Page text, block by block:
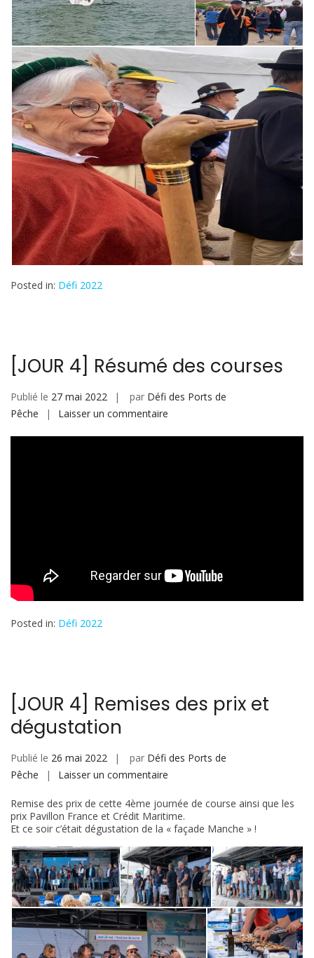
Posted in: Défi 2022
[JOUR 4] Résumé des courses
Publié le 27 mai 2022 par Défi des Ports de
Pêche
Laisser un commentaire
Posted in: Défi 2022
[JOUR 4] Remises des prix et
dégustation
Publié le 26 mai 2022 par Défi des Ports de
Pêche
Laisser un commentaire
4]
Remises
prix
et
dégustation
Remise des prix de cette 4ème journée de course ainsi que les
prix Pavillon France et Crédit Maritime.
Et ce soir c’était dégustation de la « façade Manche » !